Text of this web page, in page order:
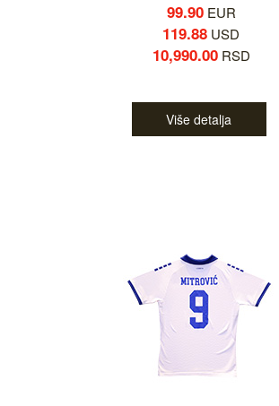
99.90EUR
119.88 USD
10,990.00RSD
Više detalja